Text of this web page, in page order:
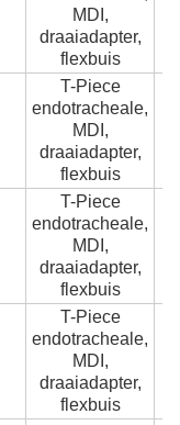
MDI,
draaiadapter,
flexbuis
T-Piece
endotracheale,
MDI,
draaiadapter,
flexbuis
T-Piece
endotracheale,
MDI,
draaiadapter,
flexbuis
T-Piece
endotracheale,
MDI,
draaiadapter,
flexbuis